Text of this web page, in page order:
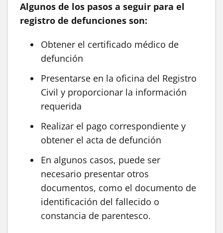
Algunos de los pasos a seguir para el
registro de defunciones son:
Obtener el certificado médico de
defunción
Presentarse en la oficina del Registro
Civil y proporcionar la información
requerida
Realizar el pago correspondiente y
obtener el acta de defunción
En algunos casos, puede ser
necesario presentar otros
documentos, como el documento de
identificación del fallecido o
constancia de parentesco.